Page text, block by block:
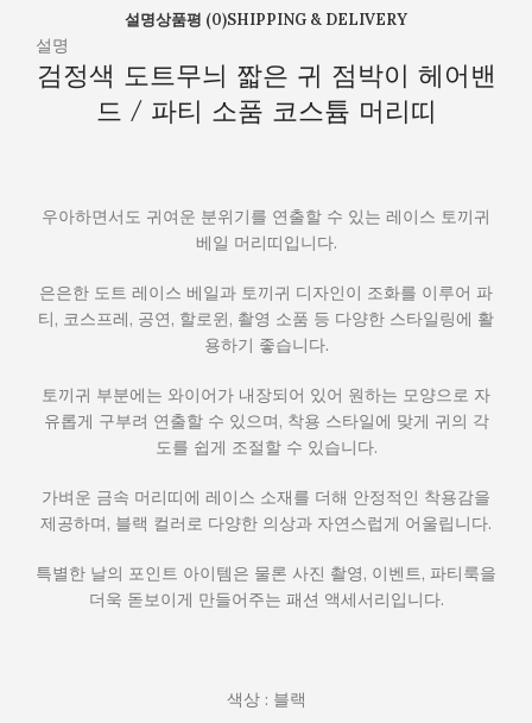
튬
리
띠
설명상품평 (0)SHIPPING & DELIVERY
설명
검정색 도트무늬 짧은 귀 점박이 헤어밴
드 / 파티 소품 코스튬 머리띠
우아하면서도 귀여운 분위기를 연출할 수 있는 레이스 토끼귀
베일 머리띠입니다.
은은한 도트 레이스 베일과 토끼귀 디자인이 조화를 이루어 파
티, 코스프레, 공연, 할로윈, 촬영 소품 등 다양한 스타일링에 활
용하기 좋습니다.
토끼귀 부분에는 와이어가 내장되어 있어 원하는 모양으로 자
유롭게 구부려 연출할 수 있으며, 착용 스타일에 맞게 귀의 각
도를 쉽게 조절할 수 있습니다.
가벼운 금속 머리띠에 레이스 소재를 더해 안정적인 착용감을
제공하며, 블랙 컬러로 다양한 의상과 자연스럽게 어울립니다.
특별한 날의 포인트 아이템은 물론 사진 촬영, 이벤트, 파티룩을
더욱 돋보이게 만들어주는 패션 액세서리입니다.
색상 : 블랙